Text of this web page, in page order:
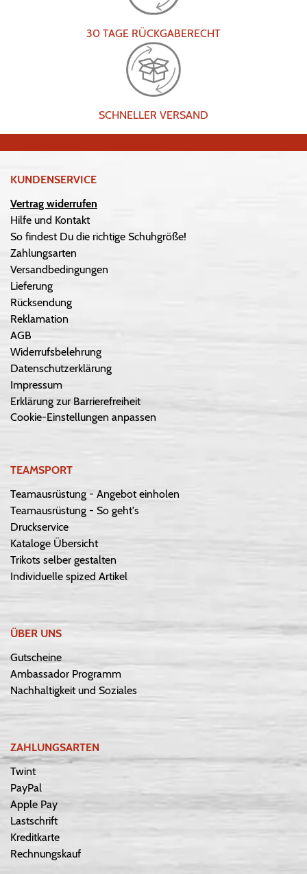
30 TAGE RÜCKGABERECHT
SCHNELLER VERSAND
KUNDENSERVICE
Vertrag widerrufen
Hilfe und Kontakt
So findest Du die richtige Schuhgröße!
Zahlungsarten
Versandbedingungen
Lieferung
Rücksendung
Reklamation
AGB
Widerrufsbelehrung
Datenschutzerklärung
Impressum
Erklärung zur Barrierefreiheit
Cookie-Einstellungen anpassen
TEAMSPORT
Teamausrüstung - Angebot einholen
Teamausrüstung - So geht's
Druckservice
Kataloge Übersicht
Trikots selber gestalten
Individuelle spized Artikel
ÜBER UNS
Gutscheine
Ambassador Programm
Nachhaltigkeit und Soziales
ZAHLUNGSARTEN
Twint
PayPal
Apple Pay
Lastschrift
Kreditkarte
Rechnungskauf